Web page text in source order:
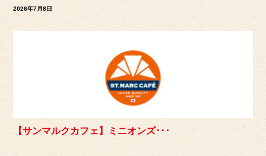
2026年7月8日
【サンマルクカフェ】ミニオンズ･･･